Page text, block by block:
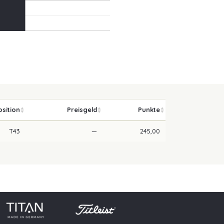
Preisgeld Punkte
T43 — 245,00